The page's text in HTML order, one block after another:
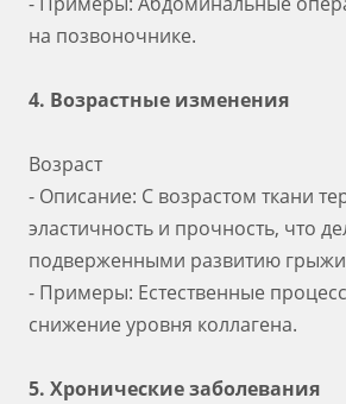
на позвоночнике.
4. Возрастные изменения
Возраст
- Описание: С возрастом ткани
эластичность и прочность, что
подверженными развитию
- Примеры: Естественные
снижение уровня коллагена.
5. Хронические заболевания